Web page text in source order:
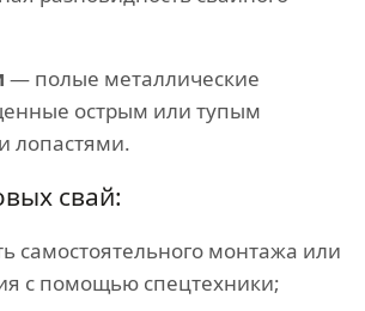
— полые металлические
острым или тупым
лопастями.
свай:
самостоятельного монтажа или
с помощью спецтехники;